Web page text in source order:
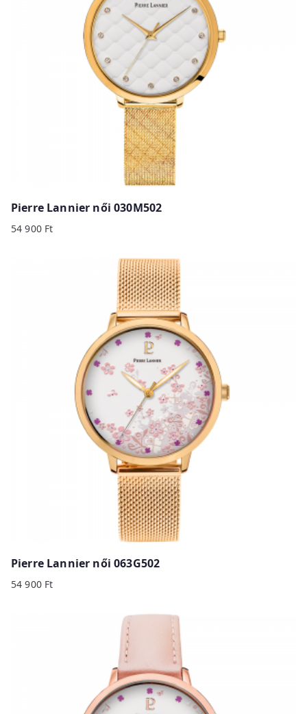
Pierre Lannier női 030M502
54 900 Ft
Pierre Lannier női 063G502
54 900 Ft